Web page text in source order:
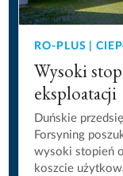
RO-PLUS |
Wysoki
eksploatacji
Duńskie
Forsyning
wysoki stopień
koszcie